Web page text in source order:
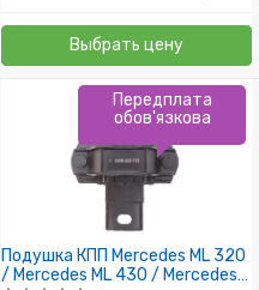
Выбрать цену
Подушка КПП Mercedes ML 320
/ Mercedes ML 430 / Mercedes
Передплата
обов'язкова